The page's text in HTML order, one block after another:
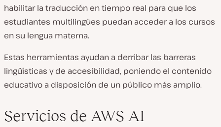
habilitar la traducción en tiempo real para que los
estudiantes multilingües puedan acceder a los cursos
en su lengua materna.
Estas herramientas ayudan a derribar las barreras
lingüísticas y de accesibilidad, poniendo el contenido
educativo a disposición de un público más amplio.
Servicios de AWS AI